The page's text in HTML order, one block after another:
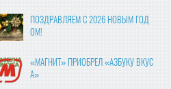
ПОЗДРАВЛЯЕМ С 2026 НОВЫМ ГОД
ОМ!
«МАГНИТ» ПРИОБРЕЛ «АЗБУКУ ВКУС
А»